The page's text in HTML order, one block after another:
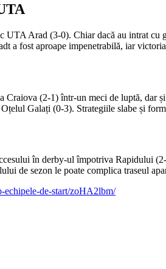
Arad (3-0). Chiar dacă au intrat
a fost aproape impenetrabilă, iar
(2-1) într-un meci de luptă, dar
Galați (0-3). Strategiile slabe și
în derby-ul împotriva Rapidului
de sezon le poate complica traseul
echipele-de-start/zoHA2lbm/